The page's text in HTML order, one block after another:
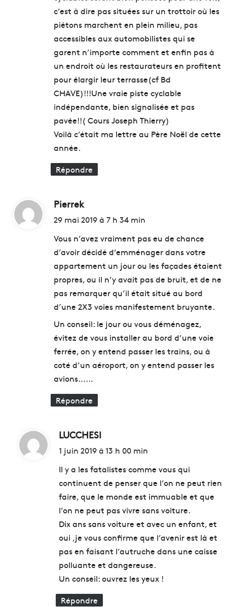
c’est à dire pas situées sur un trottoir où les
piétons marchent en plein milieu, pas
accessibles aux automobilistes qui se
garent n’importe comment et enfin pas à
un endroit où les restaurateurs en profitent
pour élargir leur terrasse(cf Bd
CHAVE)!!!Une vraie piste cyclable
indépendante, bien signalisée et pas
pavée!!( Cours Joseph Thierry)
Voilà c’était ma lettre au Père Noël de cette
année.
Répondre
Pierrekd
i
29 mai 2019 à 7 h 34 min
Vous n’avez vraiment pas eu de chance
d’avoir décidé d’emménager dans votre
appartement un jour ou les façades étaient
propres, ou il n’y avait pas de bruit, et de ne
pas remarquer qu’il était situé au bord
d’une 2X3 voies manifestement bruyante.
Un conseil: le jour ou vous déménagez,
évitez de vous installer au bord d’une voie
ferrée, on y entend passer les trains, ou à
coté d’un aéroport, on y entend passer les
avions……
Répondre
LUCCHESI
i
1 juin 2019 à 13 h 00 min
Il y a les fatalistes comme vous qui
continuent de penser que l’on ne peut rien
faire, que le monde est immuable et que
l’on ne peut pas vivre sans voiture.
Dix ans sans voiture et avec un enfant, et
oui ,je vous confirme que l’avenir est là et
pas en faisant l’autruche dans une caisse
polluante et dangereuse.
Un conseil: ouvrez les yeux !
Répondre